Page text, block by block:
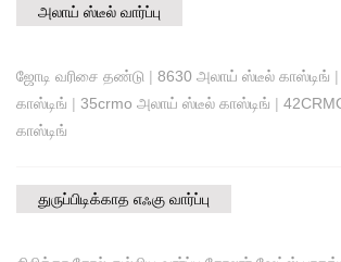
அலாய் ஸ்டீல் வார்ப்பு
ஜோடி வரிசை தண்டு | 8630 அலாய் ஸ்டீல் காஸ்டிங் |
காஸ்டிங் | 35crmo அலாய் ஸ்டீல் காஸ்டிங் |
காஸ்டிங்
துருப்பிடிக்காத எஃகு வார்ப்பு